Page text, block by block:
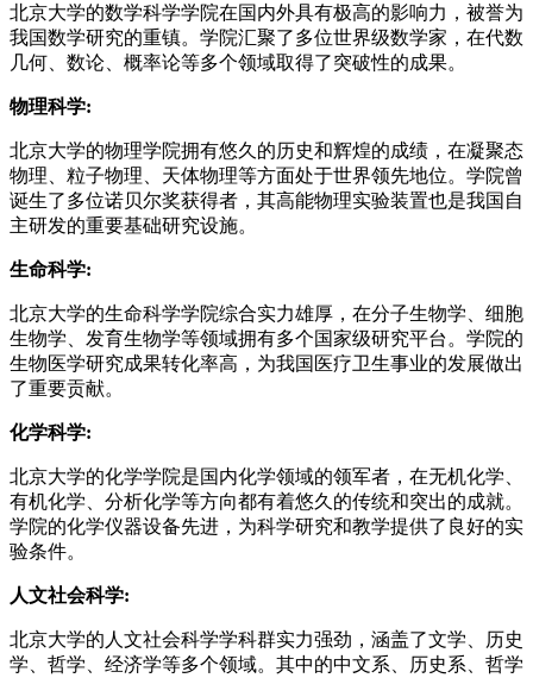
北京大学的数学科学学院在国内外具有极高的影响力，被誉为
我国数学研究的重镇。学院汇聚了多位世界级数学家，在代数
几何、数论、概率论等多个领域取得了突破性的成果。
物理科学:
北京大学的物理学院拥有悠久的历史和辉煌的成绩，在凝聚态
物理、粒子物理、天体物理等方面处于世界领先地位。学院曾
诞生了多位诺贝尔奖获得者，其高能物理实验装置也是我国自
主研发的重要基础研究设施。
生命科学:
北京大学的生命科学学院综合实力雄厚，在分子生物学、细胞
生物学、发育生物学等领域拥有多个国家级研究平台。学院的
生物医学研究成果转化率高，为我国医疗卫生事业的发展做出
了重要贡献。
化学科学:
北京大学的化学学院是国内化学领域的领军者，在无机化学、
有机化学、分析化学等方向都有着悠久的传统和突出的成就。
学院的化学仪器设备先进，为科学研究和教学提供了良好的实
验条件。
人文社会科学:
北京大学的人文社会科学学科群实力强劲，涵盖了文学、历史
学、哲学、经济学等多个领域。其中的中文系、历史系、哲学